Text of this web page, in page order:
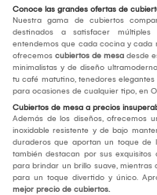
Conoce las grandes ofertas de
Nuestra gama de cubiertos
destinados a satisfacer
entendemos que cada cocina y cada
ofrecemos cubiertos de mesa desde
minimalistas y de diseño
tu café matutino, tenedores
para ocasiones de cualquier tipo, en
Cubiertos de mesa a precios
Además de los diseños, ofrecemos
inoxidable resistente y de bajo
duraderos que aportan un toque de
también destacan por sus exquisitos
para brindar un brillo suave,
para un toque divertido y único.
mejor precio de cubiertos.